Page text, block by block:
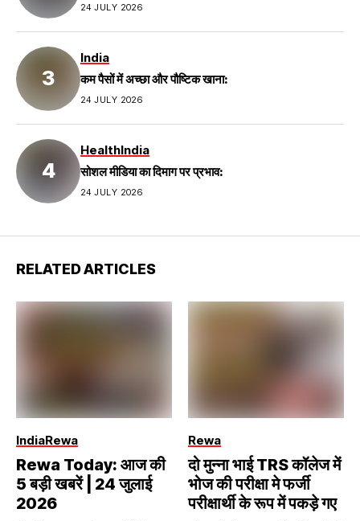
24 JULY 2026
India
कम पैसों में अच्छा और पौष्टिक खाना:
24 JULY 2026
HealthIndia
सोशल मीडिया का दिमाग पर प्रभाव:
24 JULY 2026
RELATED ARTICLES
IndiaRewa
Rewa Today: आज की
5 बड़ी खबरें | 24 जुलाई
2026
Rewa
दो मुन्ना भाई TRS कॉलेज में
भोज की परीक्षा मे फर्जी
परीक्षार्थी के रूप में पकड़े गए